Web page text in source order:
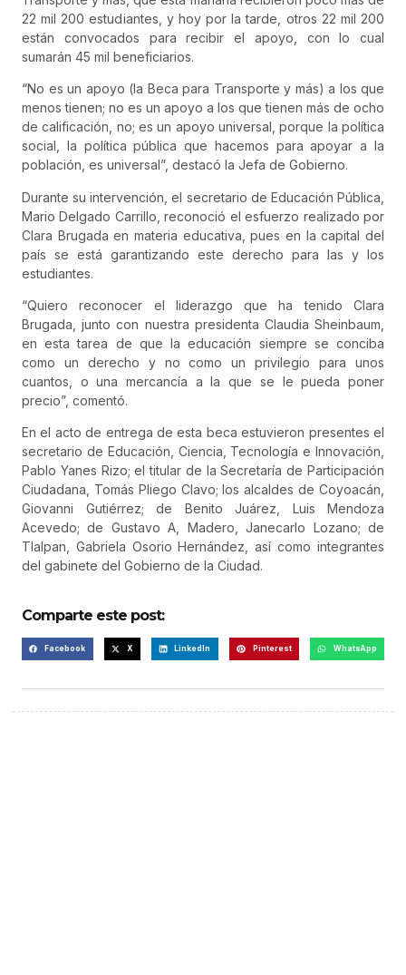
22 mil 200 estudiantes, y hoy por la tarde, otros 22 mil 200
están convocados para recibir el apoyo, con lo cual
sumarán 45 mil beneficiarios.
“No es un apoyo (la Beca para Transporte y más) a los que
menos tienen; no es un apoyo a los que tienen más de ocho
de calificación, no; es un apoyo universal, porque la política
social, la política pública que hacemos para apoyar a la
población, es universal”, destacó la Jefa de Gobierno.
Durante su intervención, el secretario de Educación Pública,
Mario Delgado Carrillo, reconoció el esfuerzo realizado por
Clara Brugada en materia educativa, pues en la capital del
país se está garantizando este derecho para las y los
estudiantes.
“Quiero reconocer el liderazgo que ha tenido Clara
Brugada, junto con nuestra presidenta Claudia Sheinbaum,
en esta tarea de que la educación siempre se conciba
como un derecho y no como un privilegio para unos
cuantos, o una mercancía a la que se le pueda poner
precio”, comentó.
En el acto de entrega de esta beca estuvieron presentes el
secretario de Educación, Ciencia, Tecnología e Innovación,
Pablo Yanes Rizo; el titular de la Secretaría de Participación
Ciudadana, Tomás Pliego Clavo; los alcaldes de Coyoacán,
Giovanni Gutiérrez; de Benito Juárez, Luis Mendoza
Acevedo; de Gustavo A, Madero, Janecarlo Lozano; de
Tlalpan, Gabriela Osorio Hernández, así como integrantes
del gabinete del Gobierno de la Ciudad.
Comparte este post:
Facebook X LinkedIn Pinterest WhatsApp